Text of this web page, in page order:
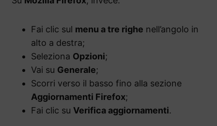
Fai clic sul menu a tre righe nell’angolo in
alto a destra;
Seleziona Opzioni;
Vai su Generale;
Scorri verso il basso fino alla sezione
Aggiornamenti Firefox;
Fai clic su Verifica aggiornamenti.